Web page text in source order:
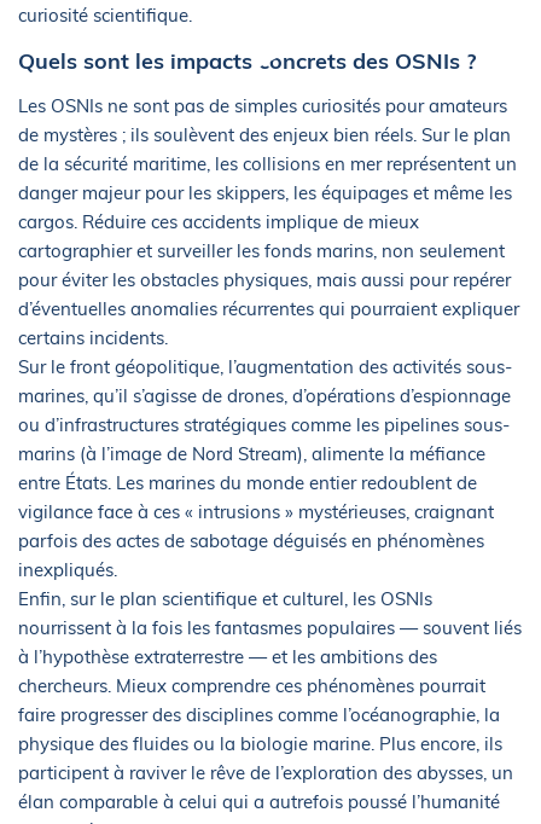
curiosité scientifique.
Quels sont les impacts concrets des OSNIs ?
Les OSNIs ne sont pas de simples curiosités pour amateurs
de mystères ; ils soulèvent des enjeux bien réels. Sur le plan
de la sécurité maritime, les collisions en mer représentent un
danger majeur pour les skippers, les équipages et même les
cargos. Réduire ces accidents implique de mieux
cartographier et surveiller les fonds marins, non seulement
pour éviter les obstacles physiques, mais aussi pour repérer
d’éventuelles anomalies récurrentes qui pourraient expliquer
certains incidents.
Sur le front géopolitique, l’augmentation des activités sous-
marines, qu’il s’agisse de drones, d’opérations d’espionnage
ou d’infrastructures stratégiques comme les pipelines sous-
marins (à l’image de Nord Stream), alimente la méfiance
entre États. Les marines du monde entier redoublent de
vigilance face à ces « intrusions » mystérieuses, craignant
parfois des actes de sabotage déguisés en phénomènes
inexpliqués.
Enfin, sur le plan scientifique et culturel, les OSNIs
nourrissent à la fois les fantasmes populaires — souvent liés
à l’hypothèse extraterrestre — et les ambitions des
chercheurs. Mieux comprendre ces phénomènes pourrait
faire progresser des disciplines comme l’océanographie, la
physique des fluides ou la biologie marine. Plus encore, ils
participent à raviver le rêve de l’exploration des abysses, un
élan comparable à celui qui a autrefois poussé l’humanité